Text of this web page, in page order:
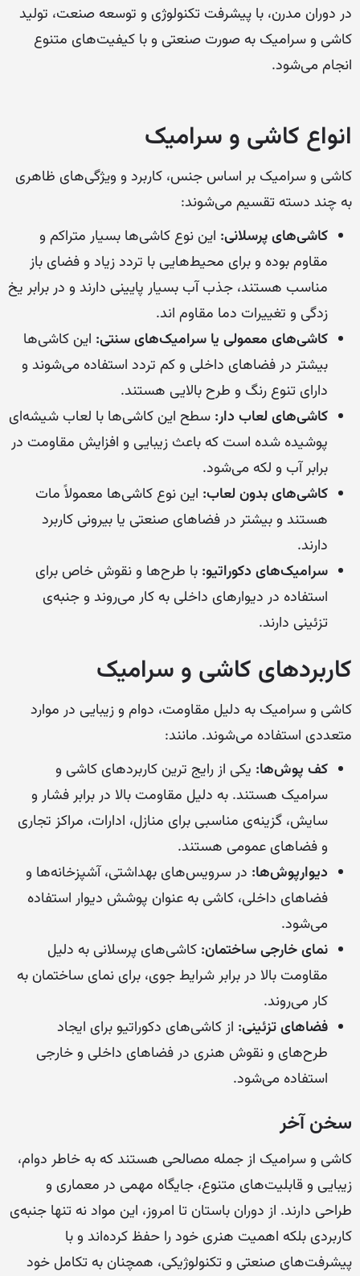
در دوران مدرن، با پیشرفت تکنولوژی و توسعه صنعت، تولید
کاشی و سرامیک به صورت صنعتی و با کیفیت‌های متنوع
انجام می‌شود.
انواع کاشی و سرامیک
کاشی و سرامیک بر اساس جنس، کاربرد و ویژگی‌های ظاهری
به چند دسته تقسیم می‌شوند:
کاشی‌های پرسلانی: این نوع کاشی‌ها بسیار متراکم و
مقاوم بوده و برای محیط‌هایی با تردد زیاد و فضای باز
مناسب هستند، جذب آب بسیار پایینی دارند و در برابر یخ
زدگی و تغییرات دما مقاوم اند.
کاشی‌های معمولی یا سرامیک‌های سنتی: این کاشی‌ها
بیشتر در فضاهای داخلی و کم تردد استفاده می‌شوند و
دارای تنوع رنگ و طرح بالایی هستند.
کاشی‌های لعاب دار: سطح این کاشی‌ها با لعاب شیشه‌ای
پوشیده شده است که باعث زیبایی و افزایش مقاومت در
برابر آب و لکه می‌شود.
کاشی‌های بدون لعاب: این نوع کاشی‌ها معمولاً مات
هستند و بیشتر در فضاهای صنعتی یا بیرونی کاربرد
دارند.
سرامیک‌های دکوراتیو: با طرح‌ها و نقوش خاص برای
استفاده در دیوارهای داخلی به کار می‌روند و جنبه‌ی
تزئینی دارند.
کاربردهای کاشی و سرامیک
کاشی و سرامیک به دلیل مقاومت، دوام و زیبایی در موارد
متعددی استفاده می‌شوند. مانند:
کف پوش‌ها: یکی از رایج ترین کاربردهای کاشی و
سرامیک هستند. به دلیل مقاومت بالا در برابر فشار و
سایش، گزینه‌ی مناسبی برای منازل، ادارات، مراکز تجاری
و فضاهای عمومی هستند.
دیوارپوش‌ها: در سرویس‌های بهداشتی، آشپزخانه‌ها و
فضاهای داخلی، کاشی به عنوان پوشش دیوار استفاده
می‌شود.
نمای خارجی ساختمان: کاشی‌های پرسلانی به دلیل
مقاومت بالا در برابر شرایط جوی، برای نمای ساختمان به
کار می‌روند.
فضاهای تزئینی: از کاشی‌های دکوراتیو برای ایجاد
طرح‌های و نقوش هنری در فضاهای داخلی و خارجی
استفاده می‌شود.
سخن آخر
کاشی و سرامیک از جمله مصالحی هستند که به خاطر دوام،
زیبایی و قابلیت‌های متنوع، جایگاه مهمی در معماری و
طراحی دارند. از دوران باستان تا امروز، این مواد نه تنها جنبه‌ی
کاربردی بلکه اهمیت هنری خود را حفظ کرده‌اند و با
پیشرفت‌های صنعتی و تکنولوژیکی، همچنان به تکامل خود